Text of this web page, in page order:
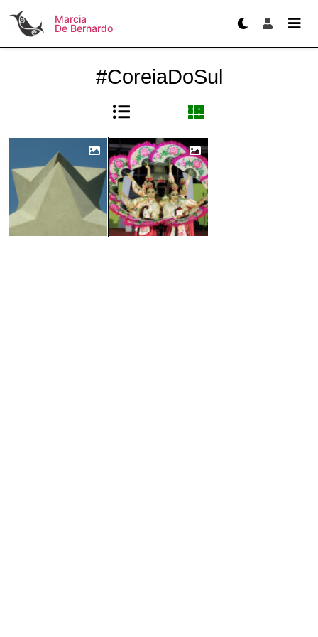
Marcia
De Bernardo
#CoreiaDoSul